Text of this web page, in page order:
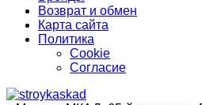
Возврат и обмен
Карта сайта
Политика
Cookie
Согласие